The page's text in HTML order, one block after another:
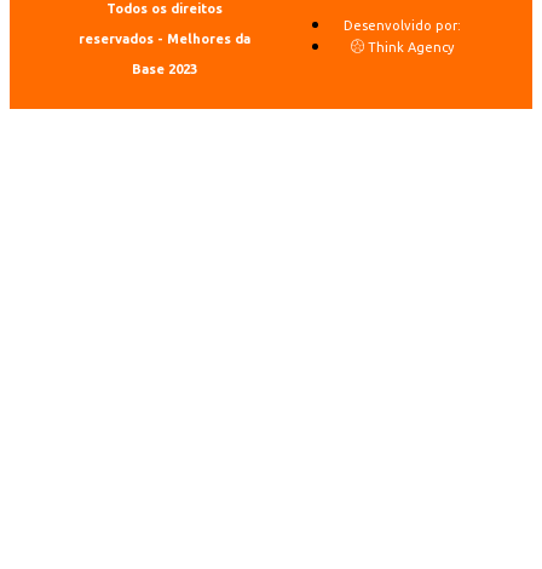
Todos os direitos
reservados - Melhores da
Base 2023
Desenvolvido por:
Think Agency